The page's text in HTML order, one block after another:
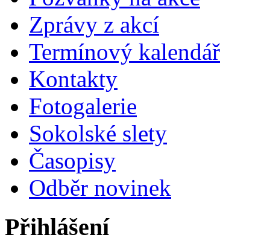
Zprávy z akcí
Termínový kalendář
Kontakty
Fotogalerie
Sokolské slety
Časopisy
Odběr novinek
Přihlášení